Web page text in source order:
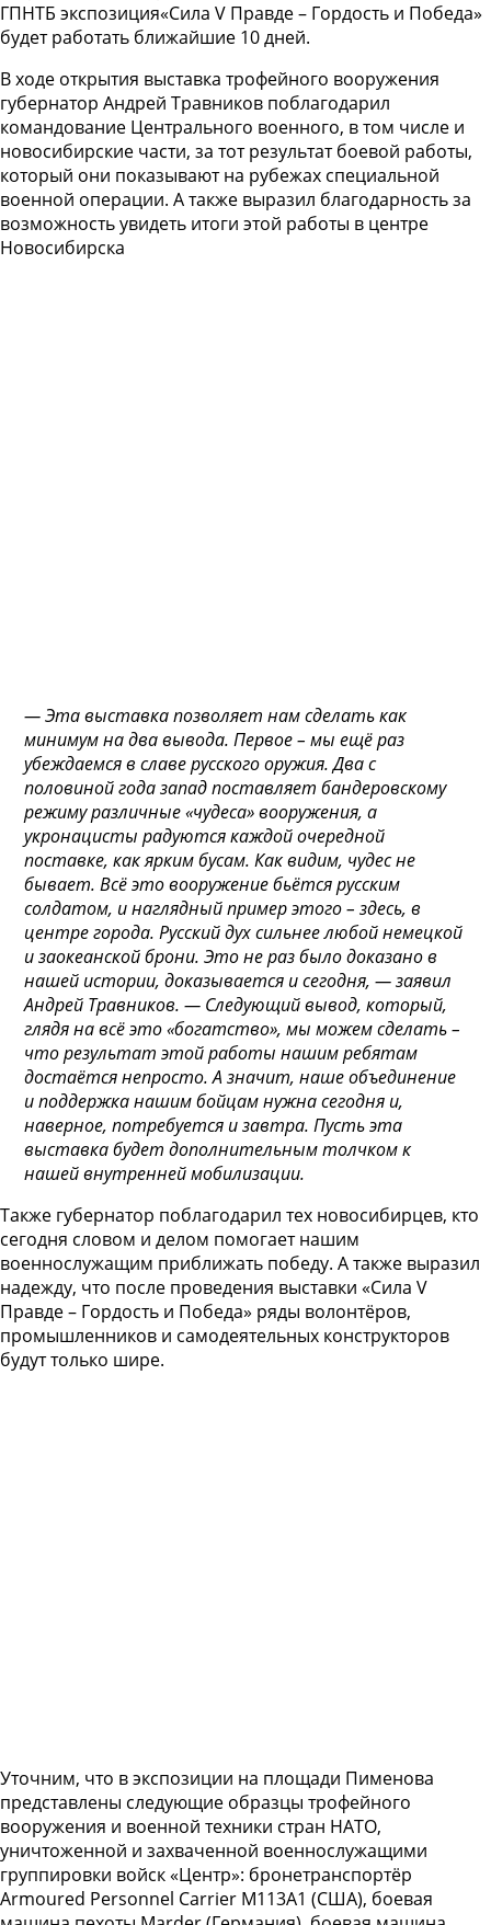
ГПНТБ экспозиция«Сила V Правде – Гордость и Победа»
будет работать ближайшие 10 дней.
В ходе открытия выставка трофейного вооружения
губернатор Андрей Травников поблагодарил
командование Центрального военного, в том числе и
новосибирские части, за тот результат боевой работы,
который они показывают на рубежах специальной
военной операции. А также выразил благодарность за
возможность увидеть итоги этой работы в центре
Новосибирска
— Эта выставка позволяет нам сделать как
минимум на два вывода. Первое – мы ещё раз
убеждаемся в славе русского оружия. Два с
половиной года запад поставляет бандеровскому
режиму различные «чудеса» вооружения, а
укронацисты радуются каждой очередной
поставке, как ярким бусам. Как видим, чудес не
бывает. Всё это вооружение бьётся русским
солдатом, и наглядный пример этого – здесь, в
центре города. Русский дух сильнее любой немецкой
и заокеанской брони. Это не раз было доказано в
нашей истории, доказывается и сегодня, — заявил
Андрей Травников. — Следующий вывод, который,
глядя на всё это «богатство», мы можем сделать –
что результат этой работы нашим ребятам
достаётся непросто. А значит, наше объединение
и поддержка нашим бойцам нужна сегодня и,
наверное, потребуется и завтра. Пусть эта
выставка будет дополнительным толчком к
нашей внутренней мобилизации.
Также губернатор поблагодарил тех новосибирцев, кто
сегодня словом и делом помогает нашим
военнослужащим приближать победу. А также выразил
надежду, что после проведения выставки «Сила V
Правде – Гордость и Победа» ряды волонтёров,
промышленников и самодеятельных конструкторов
будут только шире.
Уточним, что в экспозиции на площади Пименова
представлены следующие образцы трофейного
вооружения и военной техники стран НАТО,
уничтоженной и захваченной военнослужащими
группировки войск «Центр»: бронетранспортёр
Armoured Personnel Carrier M113A1 (США), боевая